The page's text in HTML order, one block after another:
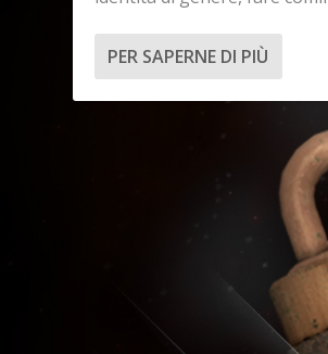
PER SAPERNE DI PIÙ